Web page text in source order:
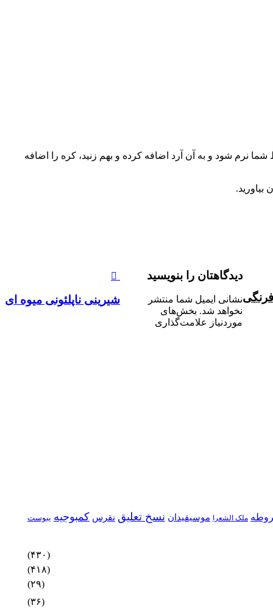
به مخلوط کن اضافه کرده و ۵ دقیقه بهم بزنید تا وقتی که مخلوط شما نرم شود و به آن آرد اضافه کرده و بهم زنید، کره را اضافه
شیرینی ناپلئونی میوه ای
دیدگاهتان را بنویسید
نشانی ایمیل شما منتشر
نخواهد شد. بخش‌های
موردنیاز علامت‌گذاری
ملک الشعرا موسیقیدان نسخ تعلیق نقرس کمبوجیه یبوست
(۴۳۰)
(۴۱۸)
(۲۹)
(۳۶)